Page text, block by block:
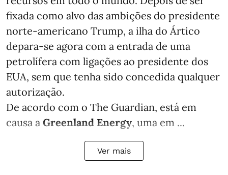
fixada como alvo das ambições do presidente
norte-americano Trump, a ilha do Ártico
depara-se agora com a entrada de uma
petrolífera com ligações ao presidente dos
EUA, sem que tenha sido concedida qualquer
autorização.
De acordo com o The Guardian, está em
causa a Greenland Energy, uma em ...
Ver mais